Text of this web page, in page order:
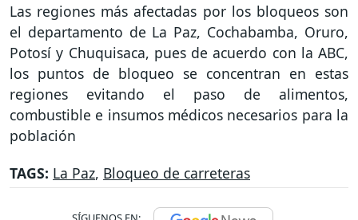
Las regiones más afectadas por los bloqueos son
el departamento de La Paz, Cochabamba, Oruro,
Potosí y Chuquisaca, pues de acuerdo con la ABC,
los puntos de bloqueo se concentran en estas
regiones evitando el paso de alimentos,
combustible e insumos médicos necesarios para la
población
TAGS: La Paz, Bloqueo de carreteras